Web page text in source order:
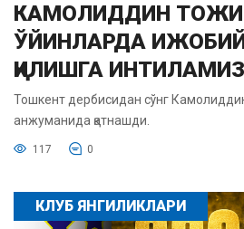
КАМОЛИДДИН
ЎЙИНЛАРДА
ҚИЛИШГА
Тошкент дербисидан сўнг
анжуманида қатнашди.
117 0
КЛУБ ЯНГИЛИКЛАРИ